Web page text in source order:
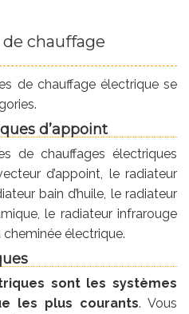
chauffage
de chauffage électrique se
d’appoint
de chauffages électriques
d’appoint, le radiateur
bain d’huile, le radiateur
le radiateur infrarouge
électrique.
sont les systèmes
les plus courants. Vous